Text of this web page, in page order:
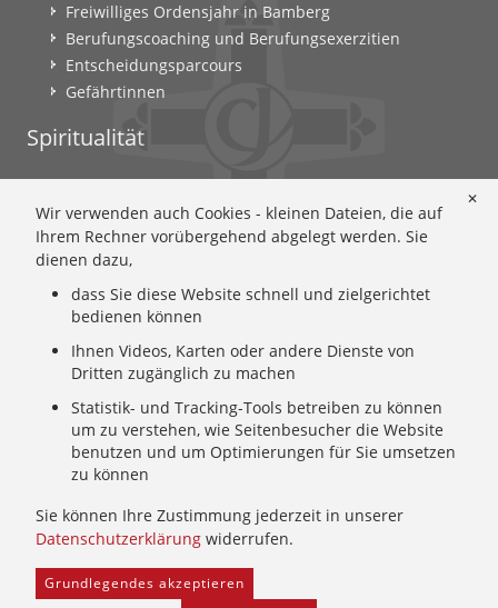
Freiwilliges Ordensjahr in Bamberg
Berufungscoaching und Berufungsexerzitien
Entscheidungsparcours
Gefährtinnen
Spiritualität
Ignatianisch beten: Wie geht das? Eine Anleitung
Ignatianisch und weiblich: Mary Wards Spiritualität
Mary-Ward: Geschichte und Texte im Überblick
Mary Ward 400: Mary Wards erster Weg nach Rom
Spirituelle Impulse
Zeitschrift: Spiritualität konkret
Gemeinschaft
Wer wir sind: Ignatianisch - Weiblich - CJ
Wie wir leben: Unsere Sendung
Wer uns führt: Unsere Ordensleitung
✕
Wir verwenden auch Cookies - kleinen Dateien, die auf
Ihrem Rechner vorübergehend abgelegt werden. Sie
dienen dazu,
dass Sie diese Website schnell und zielgerichtet
bedienen können
Ihnen Videos, Karten oder andere Dienste von
Dritten zugänglich zu machen
Statistik- und Tracking-Tools betreiben zu können
um zu verstehen, wie Seitenbesucher die Website
benutzen und um Optimierungen für Sie umsetzen
zu können
Sie können Ihre Zustimmung jederzeit in unserer
Datenschutzerklärung widerrufen.
Grundlegendes akzeptieren